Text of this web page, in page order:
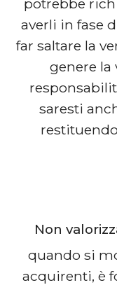
potrebbe
averli in fase
far saltare la
genere la
saresti
Non
quando si
acquirenti, è